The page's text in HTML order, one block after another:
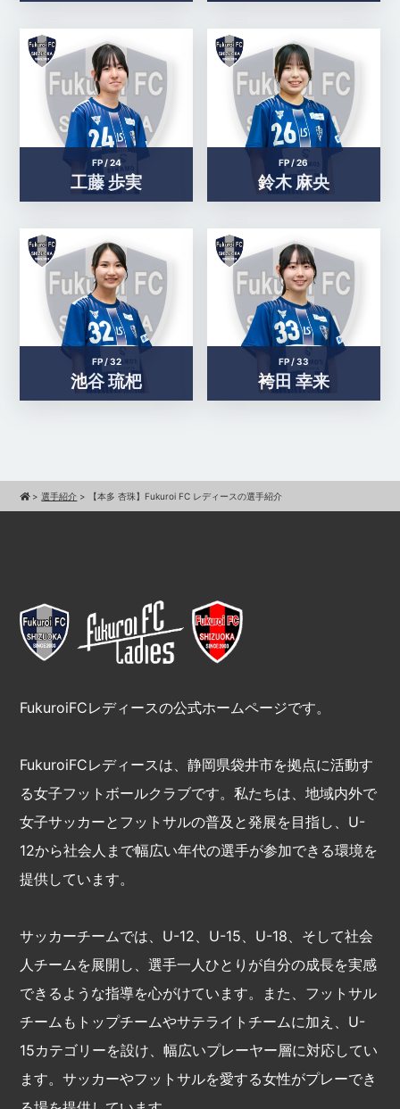
FP /24
工藤 歩実
FP /26
鈴木 麻央
FP /32
池谷 琉杷
FP /33
袴田 幸来
>選手紹介 > 【本多 杏珠】Fukuroi FC レディースの選手紹介
FukuroiFCレディースの公式ホームページです。
FukuroiFCレディースは、静岡県袋井市を拠点に活動す
る女子フットボールクラブです。私たちは、地域内外で
女子サッカーとフットサルの普及と発展を目指し、U-
12から社会人まで幅広い年代の選手が参加できる環境を
提供しています。
サッカーチームでは、U-12、U-15、U-18、そして社会
人チームを展開し、選手一人ひとりが自分の成長を実感
できるような指導を心がけています。また、フットサル
チームもトップチームやサテライトチームに加え、U-
15カテゴリーを設け、幅広いプレーヤー層に対応してい
ます。サッカーやフットサルを愛する女性がプレーでき